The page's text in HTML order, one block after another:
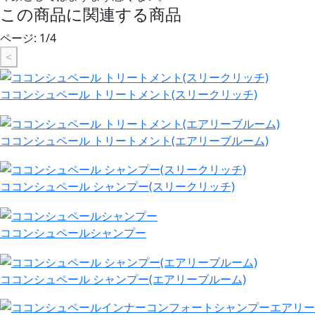
この商品に関連する商品
ページ: 1/4
<
ココンシュペール トリートメント(スリークリッチ)
ココンシュペール トリートメント(エアリーブルーム)
ココンシュペール シャンプー(スリークリッチ)
ココンシュペールシャンプー
ココンシュペール シャンプー(エアリーブルーム)